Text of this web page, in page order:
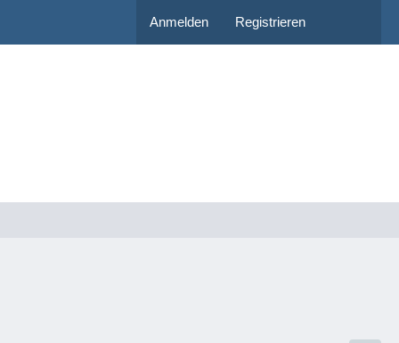
Anmelden Registrieren